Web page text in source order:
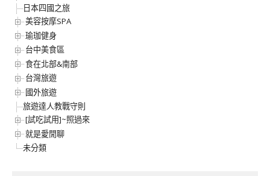
日本四國之旅
美容按摩SPA
瑜珈健身
台中美食區
食在北部&南部
台灣旅遊
國外旅遊
旅遊達人教戰守則
[試吃試用]~照過來
就是愛閒聊
未分類